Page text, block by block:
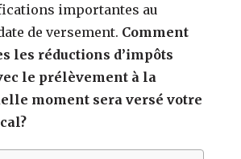
importantes au
de versement. Comment
les réductions d’impôts
le prélèvement à la
moment sera versé votre